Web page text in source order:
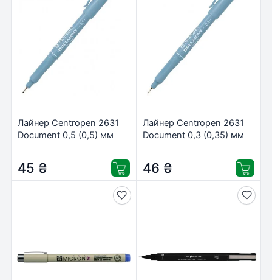
Лайнер Centropen 2631
Document 0,5 (0,5) мм
45 ₴
Лайнер Centropen 2631
Document 0,3 (0,35) мм
46 ₴